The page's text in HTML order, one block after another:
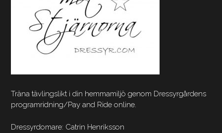
Träna tävlingslikt i din hemmamiljö genom Dressyrgårdens
programridning/Pay and Ride online.
Dressyrdomare: Catrin Henriksson